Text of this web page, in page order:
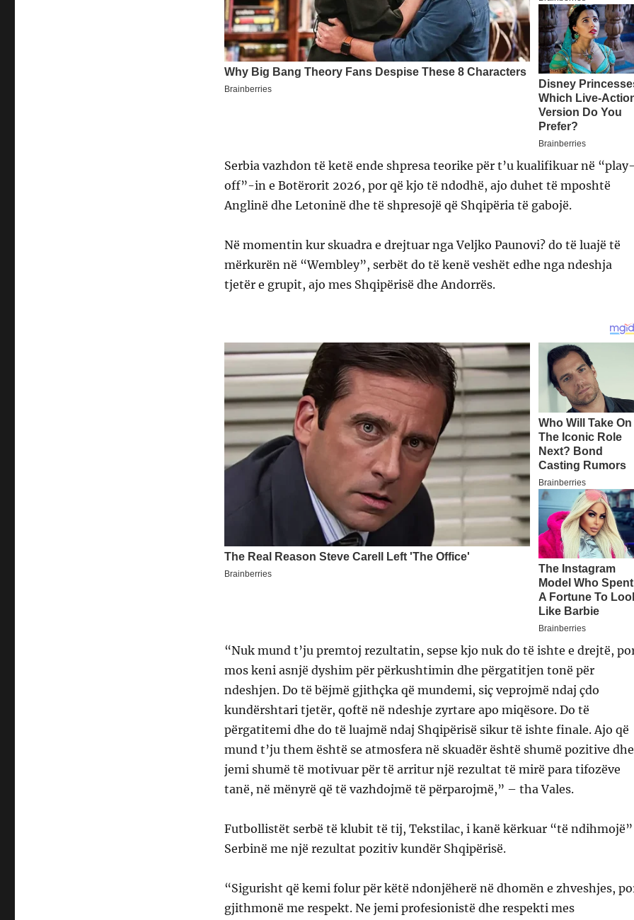
Serbia vazhdon të ketë ende shpresa teorike për t’u kualifikuar në
off”-in e Botërorit 2026, por që kjo të ndodhë, ajo duhet të mposhtë
Anglinë dhe Letoninë dhe të shpresojë që Shqipëria të gabojë.
Në momentin kur skuadra e drejtuar nga Veljko Paunovi? do të luajë të
mërkurën në “Wembley”, serbët do të kenë veshët edhe nga ndeshja
tjetër e grupit, ajo mes Shqipërisë dhe Andorrës.
“Nuk mund t’ju premtoj rezultatin, sepse kjo nuk do të ishte e drejtë,
mos keni asnjë dyshim për përkushtimin dhe përgatitjen tonë për
ndeshjen. Do të bëjmë gjithçka që mundemi, siç veprojmë ndaj çdo
kundërshtari tjetër, qoftë në ndeshje zyrtare apo miqësore. Do të
përgatitemi dhe do të luajmë ndaj Shqipërisë sikur të ishte finale. Ajo që
mund t’ju them është se atmosfera në skuadër është shumë pozitive dhe
jemi shumë të motivuar për të arritur një rezultat të mirë para tifozëve
tanë, në mënyrë që të vazhdojmë të përparojmë,” – tha Vales.
Futbollistët serbë të klubit të tij, Tekstilac, i kanë kërkuar “të ndihmojë”
Serbinë me një rezultat pozitiv kundër Shqipërisë.
“Sigurisht që kemi folur për këtë ndonjëherë në dhomën e zhveshjes,
gjithmonë me respekt. Ne jemi profesionistë dhe respekti mes